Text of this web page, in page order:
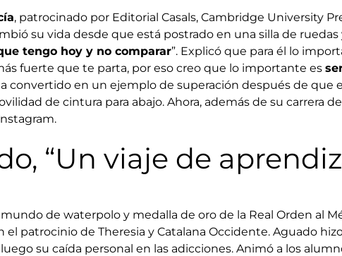
, patrocinado por Editorial Casals, Cambridge University
su vida desde que está postrado en una silla de
tengo hoy y no comparar”. Explicó que para él lo
fuerte que te parta, por eso creo que lo importante es
convertido en un ejemplo de superación después de que
de cintura para abajo. Ahora, además de su carrera
“Un viaje de
de waterpolo y medalla de oro de la Real Orden al
patrocinio de Theresia y Catalana Occidente. Aguado
su caída personal en las adicciones. Animó a los